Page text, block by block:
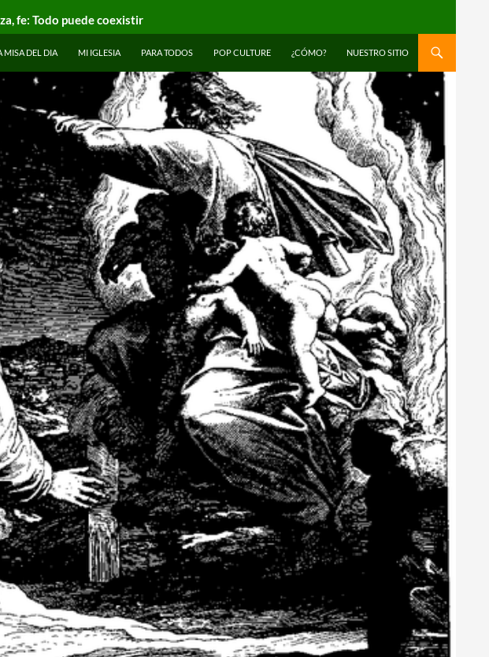
fe: Todo puede coexistir
MISA DEL DIA MI IGLESIA PARA TODOS POP CULTURE ¿CÓMO? NUESTRO SITIO